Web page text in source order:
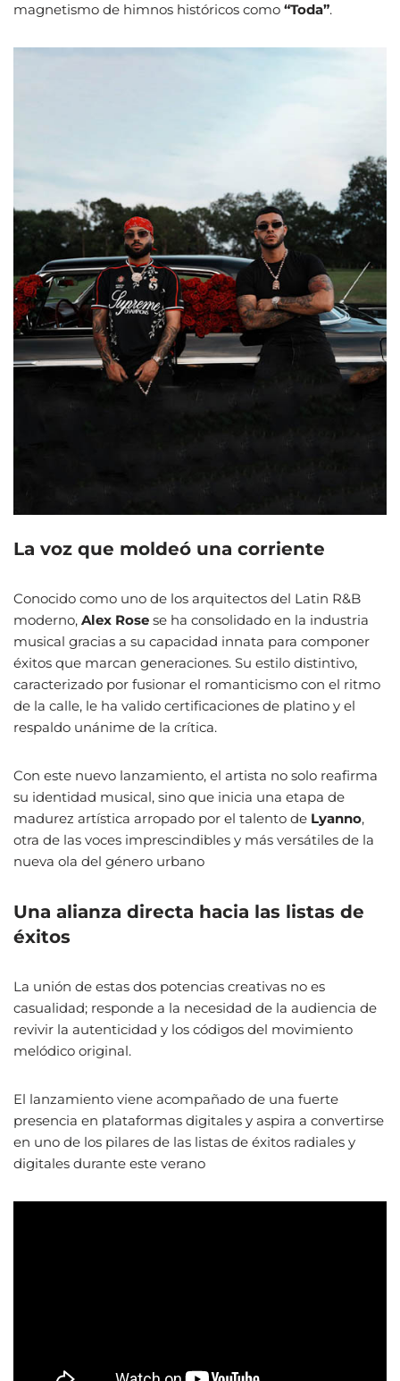
magnetismo de himnos históricos como “Toda”.
La voz que moldeó una corriente
Conocido como uno de los arquitectos del Latin R&B
moderno, Alex Rose se ha consolidado en la industria
musical gracias a su capacidad innata para componer
éxitos que marcan generaciones. Su estilo distintivo,
caracterizado por fusionar el romanticismo con el ritmo
de la calle, le ha valido certificaciones de platino y el
respaldo unánime de la crítica.
Con este nuevo lanzamiento, el artista no solo reafirma
su identidad musical, sino que inicia una etapa de
madurez artística arropado por el talento de Lyanno,
otra de las voces imprescindibles y más versátiles de la
nueva ola del género urbano
Una alianza directa hacia las listas de
éxitos
La unión de estas dos potencias creativas no es
casualidad; responde a la necesidad de la audiencia de
revivir la autenticidad y los códigos del movimiento
melódico original.
El lanzamiento viene acompañado de una fuerte
presencia en plataformas digitales y aspira a convertirse
en uno de los pilares de las listas de éxitos radiales y
digitales durante este verano